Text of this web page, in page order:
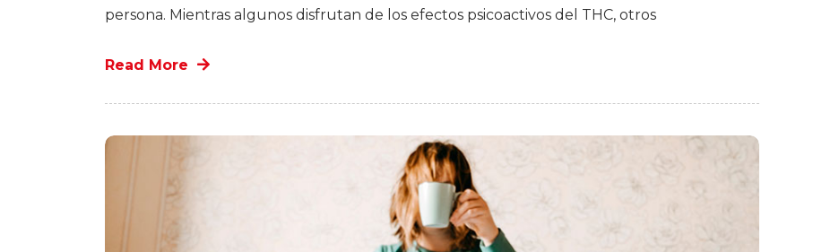
persona. Mientras algunos disfrutan de los efectos psicoactivos del THC, otros
Read More